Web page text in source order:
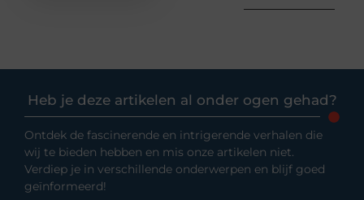
Heb je deze artikelen al onder ogen gehad?
Ontdek de fascinerende en intrigerende verhalen die
wij te bieden hebben en mis onze artikelen niet.
Verdiep je in verschillende onderwerpen en blijf goed
geïnformeerd!